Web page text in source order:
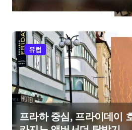
유럽
프라하 중심, 프라이데이